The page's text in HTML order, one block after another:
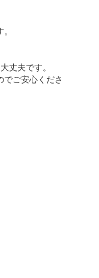
丈夫です。
ご安心くださ